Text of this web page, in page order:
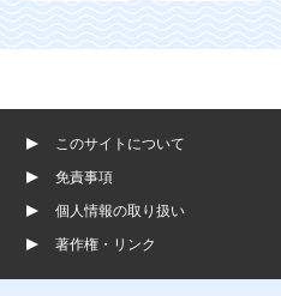
このサイトについて
免責事項
個人情報の取り扱い
著作権・リンク